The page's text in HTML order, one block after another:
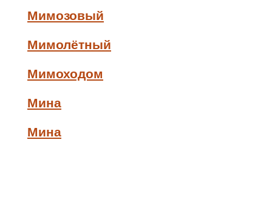
Мимозовый
Мимолётный
Мимоходом
Мина
Мина